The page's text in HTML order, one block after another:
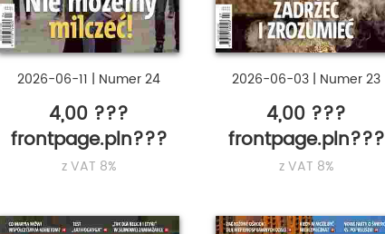
2026-06-11 | Numer 24
4,00 ???
frontpage.pln???
z VAT 8%
2026-06-03 | Numer 23
4,00 ???
frontpage.pln???
z VAT 8%